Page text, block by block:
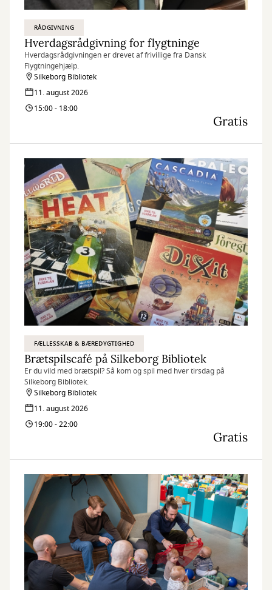
RÅDGIVNING
Hverdagsrådgivning for flygtninge
Hverdagsrådgivningen er drevet af frivillige fra Dansk
Flygtningehjælp.
Silkeborg Bibliotek
11. august 2026
15:00 - 18:00
Gratis
FÆLLESSKAB & BÆREDYGTIGHED
Brætspilscafé på Silkeborg Bibliotek
Er du vild med brætspil? Så kom og spil med hver tirsdag på
Silkeborg Bibliotek.
Silkeborg Bibliotek
11. august 2026
19:00 - 22:00
Gratis